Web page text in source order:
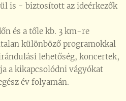
is - biztosított az ideérkezők
és a tőle kb. 3 km-re
különböző programokkal
lehetőség, koncertek,
a kikapcsolódni vágyókat
év folyamán.